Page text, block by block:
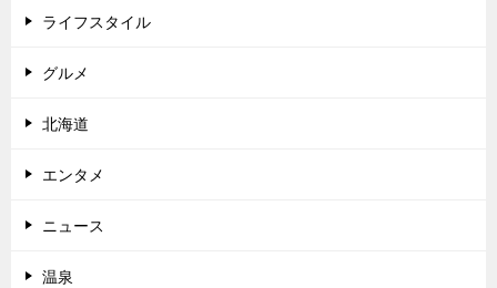
ライフスタイル
グルメ
北海道
エンタメ
ニュース
温泉